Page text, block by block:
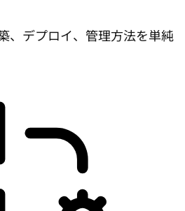
、デプロイ、管理方法を単純